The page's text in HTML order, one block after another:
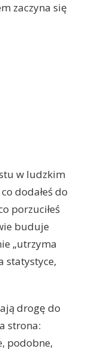
zaczyna się
w ludzkim
dodałeś do
porzuciłeś
buduje
„utrzyma
statystyce,
drogę do
strona:
podobne,